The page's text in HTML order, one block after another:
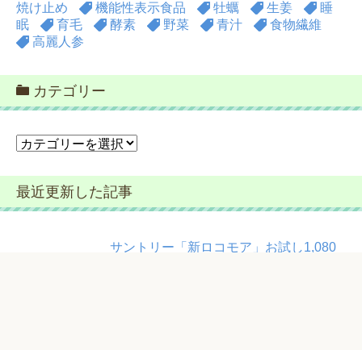
焼け止め
機能性表示食品 牡蠣 生姜
睡
眠
育毛 酵素 野菜 青汁
食物繊維
高麗人参
カテゴリー
カ
ゴ
リ
ー
最近更新した記事
サントリー「新ロコモア」お試し1,080